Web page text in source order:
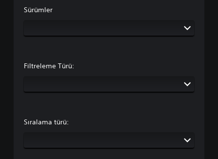
Sürümler
Filtreleme Türü:
Sıralama türü: